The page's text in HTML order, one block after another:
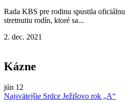
Rada KBS pre rodinu spustila
stretnutiu rodín, ktoré sa...
2. dec. 2021
Kázne
jún 12
Najsvätejšie Srdce Ježišovo rok „A“